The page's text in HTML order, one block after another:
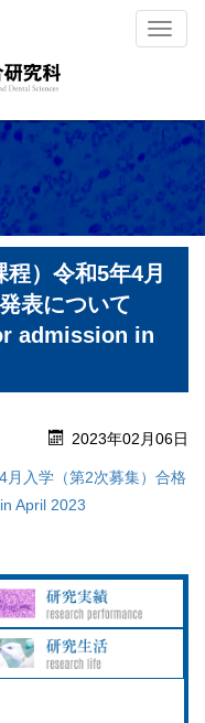
）令和5年4月
表について
admission in
2023年02月06日
月入学（第2次募集）合格
April 2023